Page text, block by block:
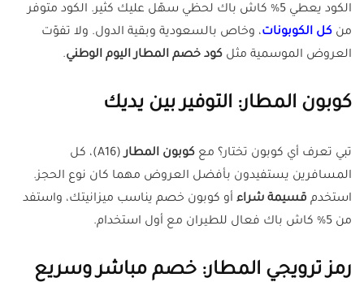
الكود يعطي 5% كاش باك لحظي سهّل عليك كثير. الكود متوفر
من كل الكوبونات، وخاص بالسعودية وبقية الدول. ولا تفوّت
العروض الموسمية مثل كود خصم المطار اليوم الوطني.
كوبون المطار: التوفير بين يديك
تبي تعرف أي كوبون تختار؟ مع كوبون المطار
(A16)، كل
المسافرين يستفيدون بأفضل العروض مهما كان نوع الحجز.
استخدم قسيمة شراء أو كوبون خصم يناسب ميزانيتك، واستفد
من 5% كاش باك فعال للطيران مع أول استخدام.
رمز ترويجي المطار: خصم مباشر وسريع